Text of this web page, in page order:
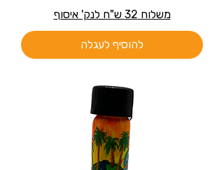
משלוח 32 ש"ח לנק' איסוף
להוסיף לעגלה